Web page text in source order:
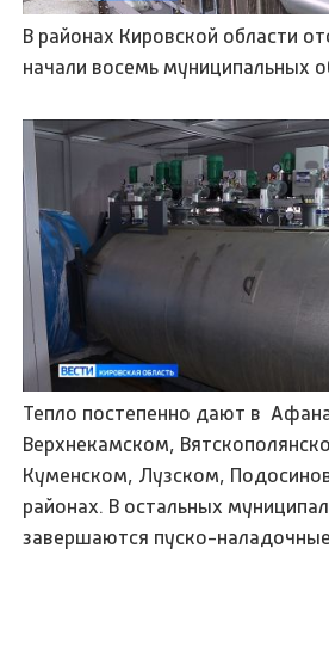
В районах Кировской области
начали восемь муниципальных
Тепло постепенно дают в
Верхнекамском,
Куменском, Лузском,
районах. В остальных
завершаются пуско-